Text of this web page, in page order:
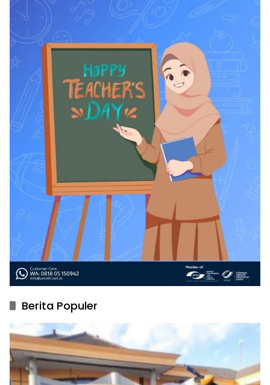
Berita Populer